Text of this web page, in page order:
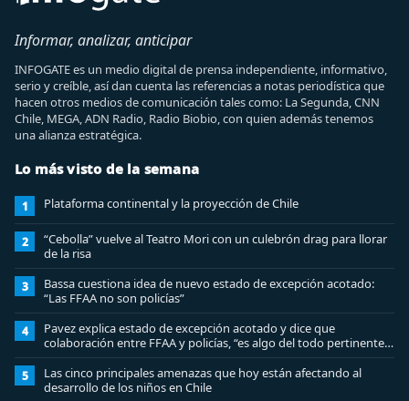
Informar, analizar, anticipar
INFOGATE es un medio digital de prensa independiente, informativo,
serio y creíble, así dan cuenta las referencias a notas periodística que
hacen otros medios de comunicación tales como: La Segunda, CNN
Chile, MEGA, ADN Radio, Radio Biobio, con quien además tenemos
una alianza estratégica.
Lo más visto de la semana
1 Plataforma continental y la proyección de Chile
2
“Cebolla” vuelve al Teatro Mori con un culebrón drag para llorar
de la risa
3
Bassa cuestiona idea de nuevo estado de excepción acotado:
“Las FFAA no son policías”
4
Pavez explica estado de excepción acotado y dice que
colaboración entre FFAA y policías, “es algo del todo pertinente
analizar”
5
Las cinco principales amenazas que hoy están afectando al
desarrollo de los niños en Chile